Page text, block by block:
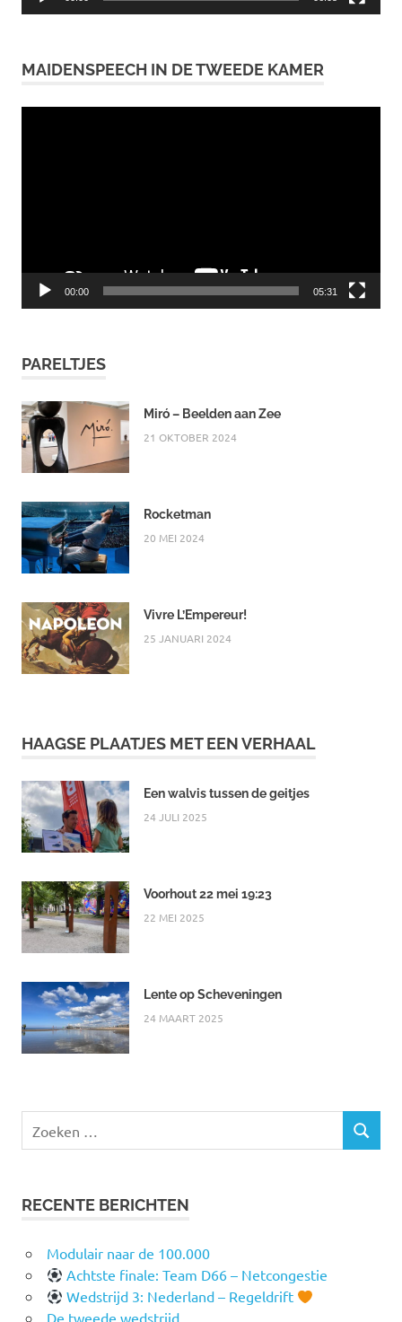
MAIDENSPEECH IN DE TWEEDE KAMER
00:00 05:31
PARELTJES
Miró – Beelden aan Zee
21 OKTOBER 2024
Rocketman
20 MEI 2024
Vivre L’Empereur!
25 JANUARI 2024
HAAGSE PLAATJES MET EEN VERHAAL
Een walvis tussen de geitjes
24 JULI 2025
Voorhout 22 mei 19:23
22 MEI 2025
Lente op Scheveningen
24 MAART 2025
naar:
ZOEKEN
RECENTE BERICHTEN
Modulair naar de 100.000
Achtste finale: Team D66 – Netcongestie
Wedstrijd 3: Nederland – Regeldrift
De tweede wedstrijd…